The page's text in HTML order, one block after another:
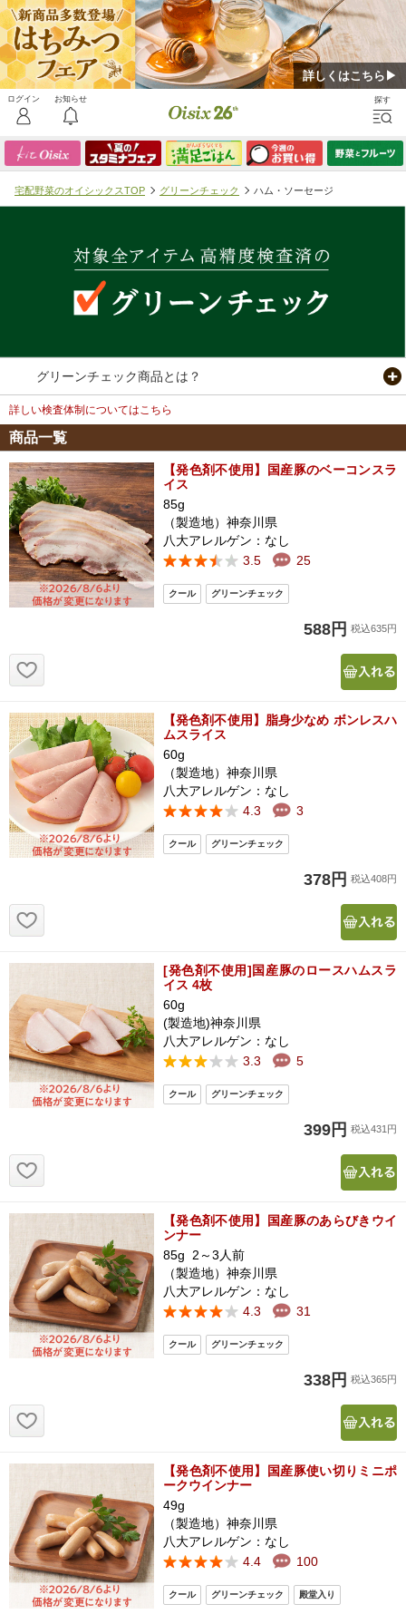
詳しくはこちら▶
宅配野菜のオイシックスTOP グリーンチェック ハム・ソーセージ
グリーンチェック商品とは？
詳しい検査体制についてはこちら
商品一覧
【発色剤不使用】国産豚のベーコンスラ
イス
85g
（製造地）神奈川県
八大アレルゲン：なし
3.5
25
588円 税込635円
【発色剤不使用】脂身少なめ ボンレスハ
ムスライス
60g
（製造地）神奈川県
八大アレルゲン：なし
4.3
3
378円 税込408円
[発色剤不使用]国産豚のロースハムスラ
イス 4枚
60g
(製造地)神奈川県
八大アレルゲン：なし
3.3
5
399円 税込431円
【発色剤不使用】国産豚のあらびきウイ
ンナー
85g 2～3人前
（製造地）神奈川県
八大アレルゲン：なし
4.3
31
338円 税込365円
【発色剤不使用】国産豚使い切りミニポ
ークウインナー
49g
（製造地）神奈川県
八大アレルゲン：なし
4.4
100